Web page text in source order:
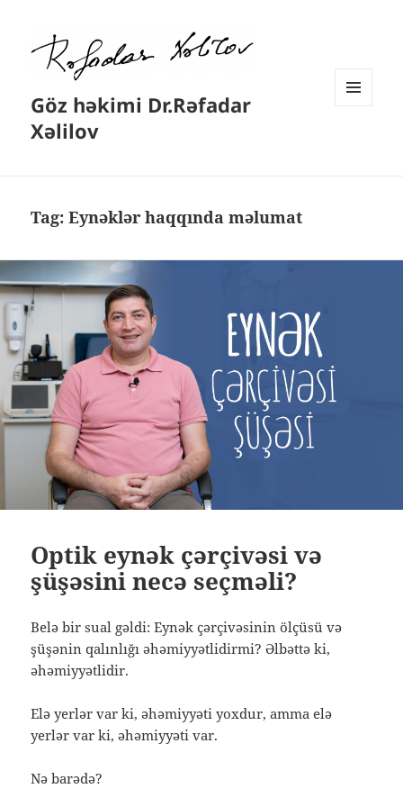
Göz həkimi Dr.Rəfadar
Xəlilov
Tag:Eynəklər haqqında məlumat
Optik eynək çərçivəsi və
şüşəsini necə seçməli?
Belə bir sual gəldi: Eynək çərçivəsinin ölçüsü və
şüşənin qalınlığı əhəmiyyətlidirmi? Əlbəttə ki,
əhəmiyyətlidir.
Elə yerlər var ki, əhəmiyyəti yoxdur, amma elə
yerlər var ki, əhəmiyyəti var.
Nə barədə?